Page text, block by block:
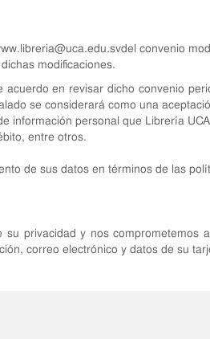
convenio
modificaciones.
en revisar dicho convenio
se considerará como una
información personal que Librería
entre otros.
de sus datos en términos de las
su privacidad y nos
correo electrónico y datos de su